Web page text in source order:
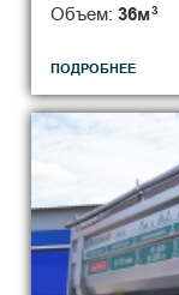
Объем: 36м3
ПОДРОБНЕЕ